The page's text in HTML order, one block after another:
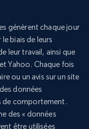
génèrent chaque jour
biais de leurs
leur travail, ainsi que
Yahoo. Chaque fois
ou un avis sur un site
données
de comportement.
des « données
être utilisées